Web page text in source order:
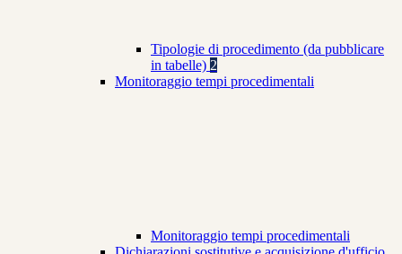
Tipologie di procedimento (da pubblicare
in tabelle) 2
Monitoraggio tempi procedimentali
Monitoraggio tempi procedimentali